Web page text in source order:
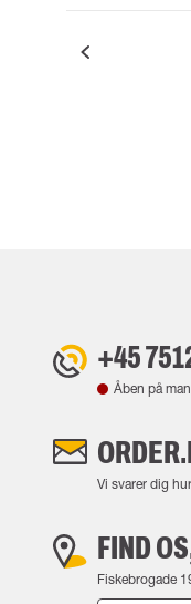
+45
Åben på
Vi svarer dig
FIND
Fiskebrogade